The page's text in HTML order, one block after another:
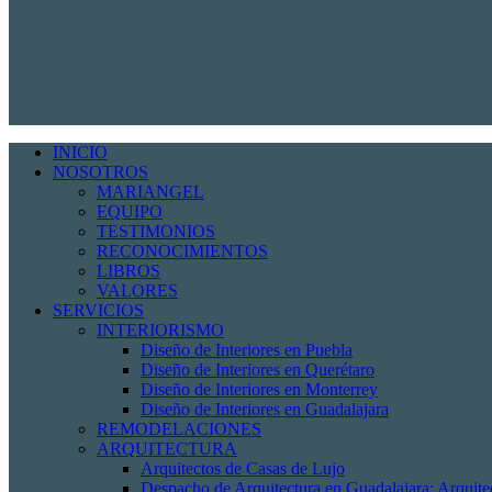
INICIO
NOSOTROS
MARIANGEL
EQUIPO
TESTIMONIOS
RECONOCIMIENTOS
LIBROS
VALORES
SERVICIOS
INTERIORISMO
Diseño de Interiores en Puebla
Diseño de Interiores en Querétaro
Diseño de Interiores en Monterrey
Diseño de Interiores en Guadalajara
REMODELACIONES
ARQUITECTURA
Arquitectos de Casas de Lujo
Despacho de Arquitectura en Guadalajara: